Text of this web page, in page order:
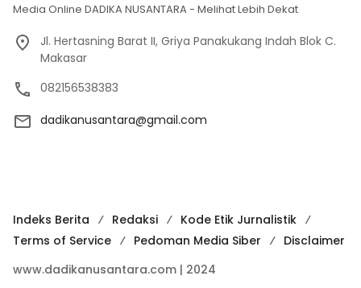
Media Online DADIKA NUSANTARA - Melihat Lebih Dekat
Jl. Hertasning Barat II, Griya Panakukang Indah Blok C.
Makasar
082156538383
dadikanusantara@gmail.com
Indeks Berita Redaksi
Kode Etik Jurnalistik
Terms of Service
Pedoman Media Siber
Disclaimer
www.dadikanusantara.com | 2024